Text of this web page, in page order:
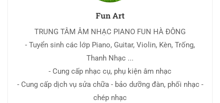
Fun Art
TRUNG TÂM ÂM NHẠC PIANO FUN HÀ ĐÔNG
- Tuyển sinh các lớp Piano, Guitar, Violin, Kèn, Trống,
Thanh Nhạc ...
- Cung cấp nhạc cụ, phụ kiện âm nhạc
- Cung cấp dịch vụ sửa chữa - bảo dưỡng đàn, phối nhạc -
chép nhạc